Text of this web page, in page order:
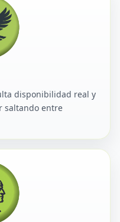
disponibilidad real y
saltando entre